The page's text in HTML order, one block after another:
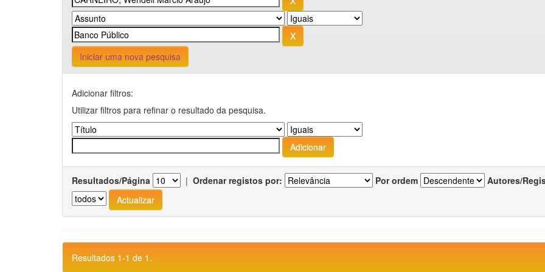
Iniciar uma nova pesquisa
Adicionar filtros:
Utilizar filtros para refinar o resultado da pesquisa.
Resultados/Página | Ordenar registos por: Por ordem Autores/
Resultados 1-1 de 1.